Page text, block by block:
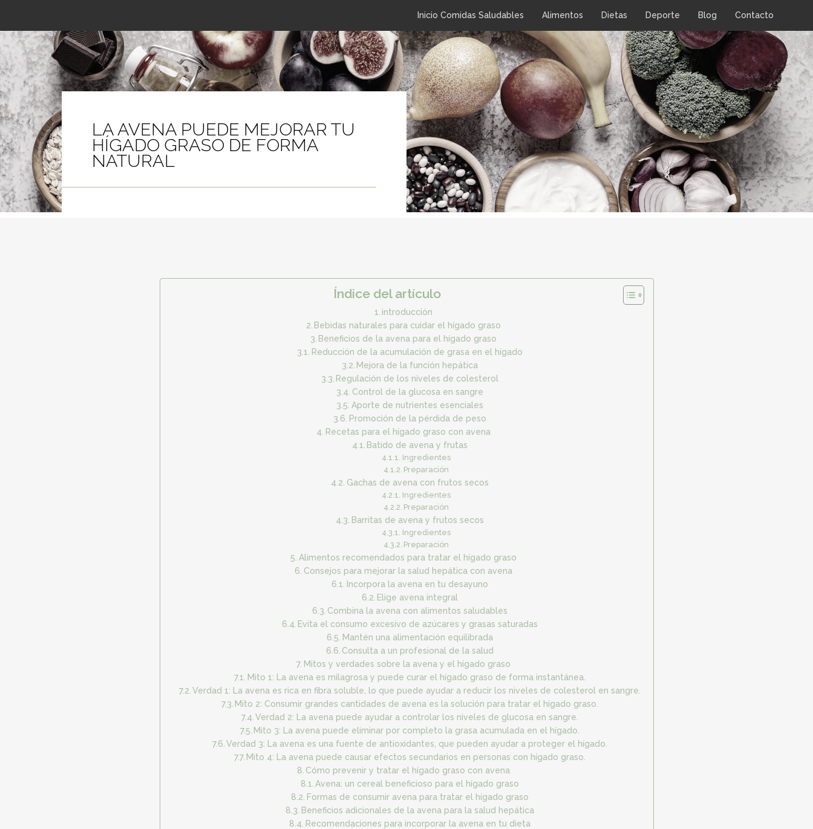
Inicio Comidas Saludables Alimentos Dietas Deporte Blog Contacto
LA AVENA PUEDE MEJORAR TU
HÍGADO GRASO DE FORMA
NATURAL
Índice del artículo
introducción
Bebidas naturales para cuidar el hígado graso
Beneficios de la avena para el hígado graso
Reducción de la acumulación de grasa en el hígado
Mejora de la función hepática
Regulación de los niveles de colesterol
Control de la glucosa en sangre
Aporte de nutrientes esenciales
Promoción de la pérdida de peso
Recetas para el hígado graso con avena
Batido de avena y frutas
Ingredientes
Preparación
Gachas de avena con frutos secos
Ingredientes
Preparación
Barritas de avena y frutos secos
Ingredientes
Preparación
Alimentos recomendados para tratar el hígado graso
Consejos para mejorar la salud hepática con avena
Incorpora la avena en tu desayuno
Elige avena integral
Combina la avena con alimentos saludables
Evita el consumo excesivo de azúcares y grasas saturadas
Mantén una alimentación equilibrada
Consulta a un profesional de la salud
Mitos y verdades sobre la avena y el hígado graso
Mito 1: La avena es milagrosa y puede curar el hígado graso de forma instantánea.
Verdad 1: La avena es rica en fibra soluble, lo que puede ayudar a reducir los niveles de colesterol en sangre.
Mito 2: Consumir grandes cantidades de avena es la solución para tratar el hígado graso.
Verdad 2: La avena puede ayudar a controlar los niveles de glucosa en sangre.
Mito 3: La avena puede eliminar por completo la grasa acumulada en el hígado.
Verdad 3: La avena es una fuente de antioxidantes, que pueden ayudar a proteger el hígado.
Mito 4: La avena puede causar efectos secundarios en personas con hígado graso.
Cómo prevenir y tratar el hígado graso con avena
Avena: un cereal beneficioso para el hígado graso
Formas de consumir avena para tratar el hígado graso
Beneficios adicionales de la avena para la salud hepática
Recomendaciones para incorporar la avena en tu dieta